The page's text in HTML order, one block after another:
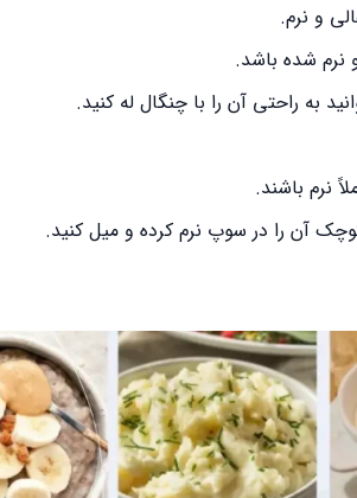
و نرم.
نرم شده باشد.
به راحتی آن را با چنگال له کنید.
نرم باشند.
آن را در سوپ نرم کرده و میل کنید.